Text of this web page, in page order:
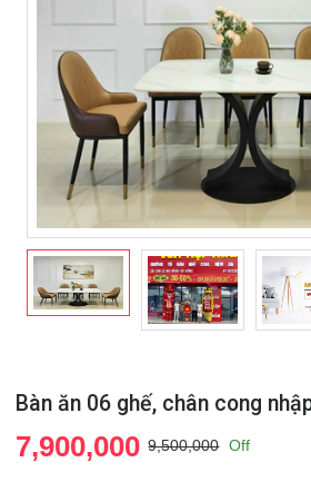
Bàn ăn 06 ghế, chân cong
7,900,000 9,500,000 Off